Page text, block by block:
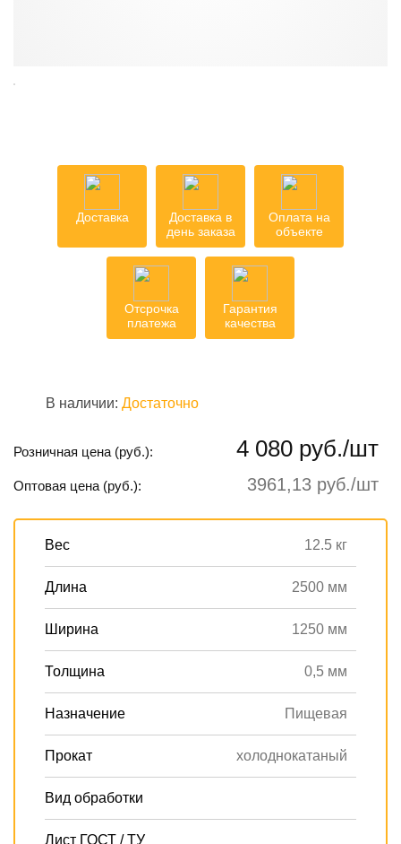
Доставка
Доставка в
день заказа
Оплата на
объекте
Отсрочка
платежа
Гарантия
качества
В наличии: Достаточно
Розничная цена (руб.): 4 080 руб./шт
Оптовая цена (руб.): 3961,13 руб./шт
Вес 12.5 кг
Длина 2500 мм
Ширина 1250 мм
Толщина 0,5 мм
Назначение Пищевая
Прокат холоднокатаный
Вид обработки
Лист ГОСТ / ТУ